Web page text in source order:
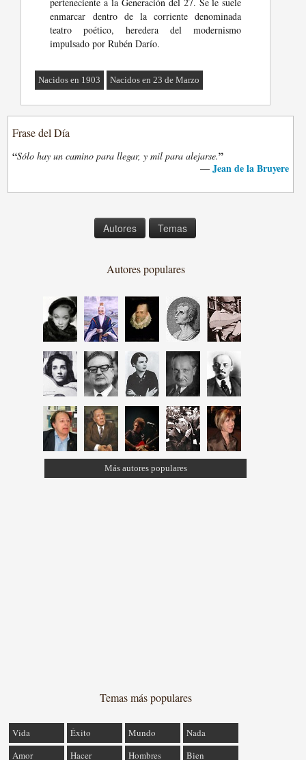
enmarcar dentro de la corriente denominada
teatro poético, heredera del modernismo
impulsado por Rubén Darío.
Nacidos en 1903 Nacidos en 23 de Marzo
Frase del Día
“Sólo hay un camino para llegar, y mil para alejarse.”
— Jean de la Bruyere
Autores Temas
Autores populares
Más autores populares
Temas más populares
Vida Éxito Mundo
Nada
Amor
Hacer Hombres Bien